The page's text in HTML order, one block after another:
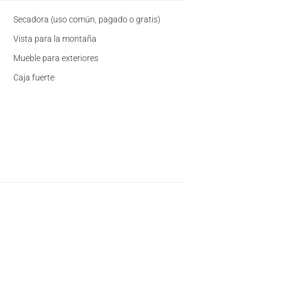
Secadora (uso común, pagado o gratis)
Vista para la montaña
Mueble para exteriores
Caja fuerte